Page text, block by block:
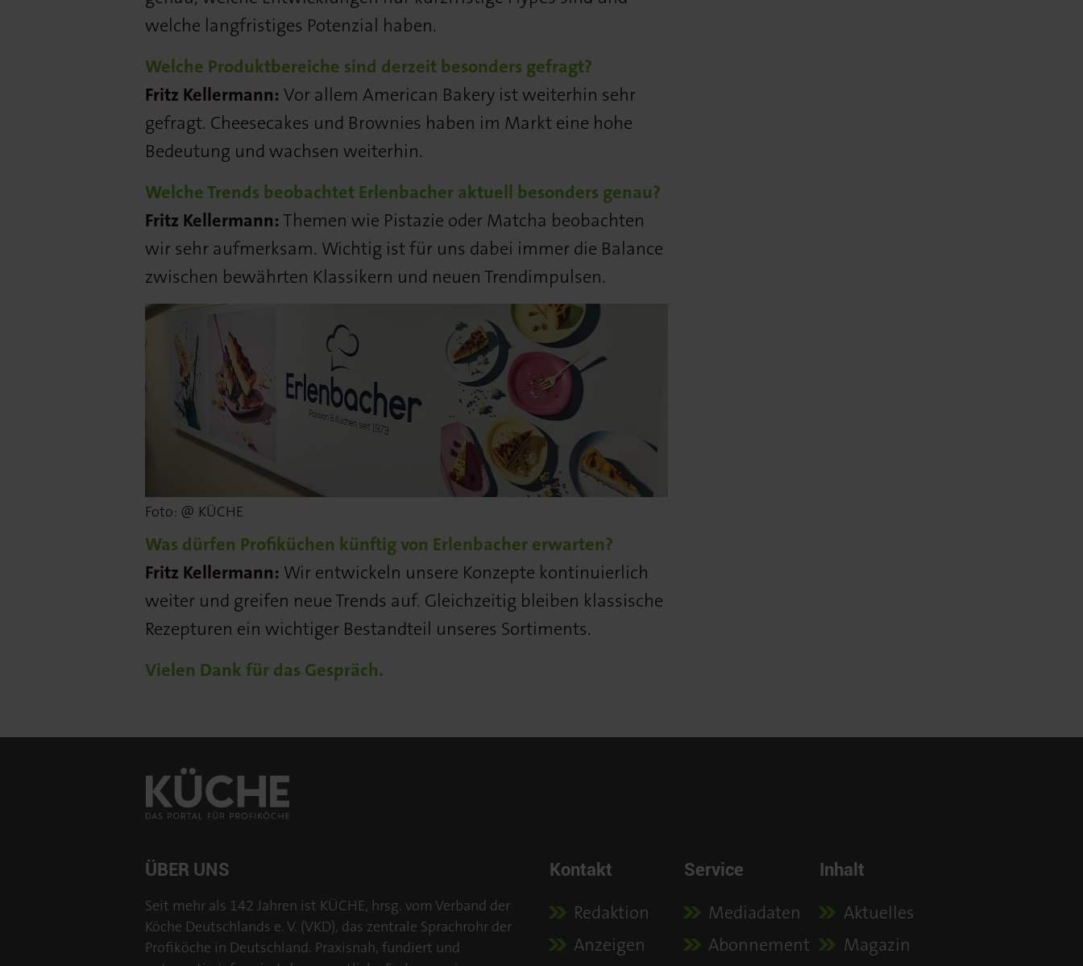
welche langfristiges Potenzial haben.
Welche Produktbereiche sind derzeit besonders gefragt?
Fritz Kellermann: Vor allem American Bakery ist weiterhin sehr
gefragt. Cheesecakes und Brownies haben im Markt eine hohe
Bedeutung und wachsen weiterhin.
Welche Trends beobachtet Erlenbacher aktuell besonders genau?
Fritz Kellermann: Themen wie Pistazie oder Matcha beobachten
wir sehr aufmerksam. Wichtig ist für uns dabei immer die Balance
zwischen bewährten Klassikern und neuen Trendimpulsen.
Foto: @ KÜCHE
Was dürfen Profiküchen künftig von Erlenbacher erwarten?
Fritz Kellermann: Wir entwickeln unsere Konzepte kontinuierlich
weiter und greifen neue Trends auf. Gleichzeitig bleiben klassische
Rezepturen ein wichtiger Bestandteil unseres Sortiments.
Vielen Dank für das Gespräch.
ÜBER UNS
Seit mehr als 142 Jahren ist KÜCHE, hrsg. vom Verband der
Köche Deutschlands e. V. (VKD), das zentrale Sprachrohr der
Profiköche in Deutschland. Praxisnah, fundiert und
Kontakt
Redaktion
Anzeigen
Service
Mediadaten
Abonnement
Inhalt
Aktuelles
Magazin